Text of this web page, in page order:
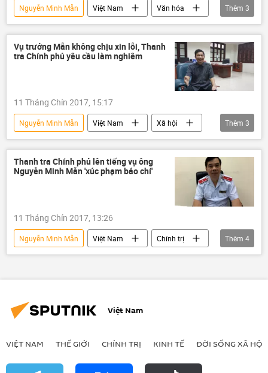
Nguyễn Minh Mẫn Việt Nam
Văn hóa
Xã hội
Thanh tra Chính phủ
phát ngôn
Thêm 3
Vụ trưởng Mẫn không chịu xin lỗi, Thanh
tra Chính phủ yêu cầu làm nghiêm
11 Tháng Chín 2017, 15:17
Nguyễn Minh Mẫn Việt Nam
Xã hội
Thời sự
Thanh tra Chính phủ
phát ngôn
Thêm 3
Thanh tra Chính phủ lên tiếng vụ ông
Nguyễn Minh Mẫn 'xúc phạm báo chí'
11 Tháng Chín 2017, 13:26
Nguyễn Minh Mẫn Việt Nam
Chính trị
Thanh tra Chính phủ
phát ngôn
Thêm 4
Việt Nam
VIỆT NAM THẾ GIỚI CHÍNH TRỊ KINH TẾ ĐỜI SỐNG XÃ HỘI